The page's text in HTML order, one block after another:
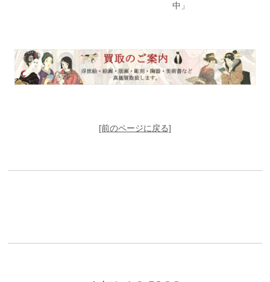
中」
[前のページに戻る]